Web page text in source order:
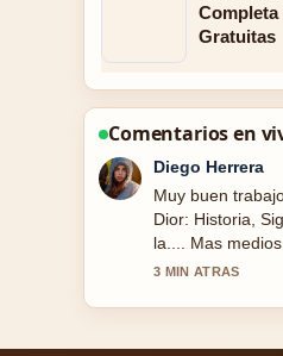
Gratuitas
Comentarios en
Valentina Rojas
Excelente
retención en la
explicacion mas
5 MIN ATRAS